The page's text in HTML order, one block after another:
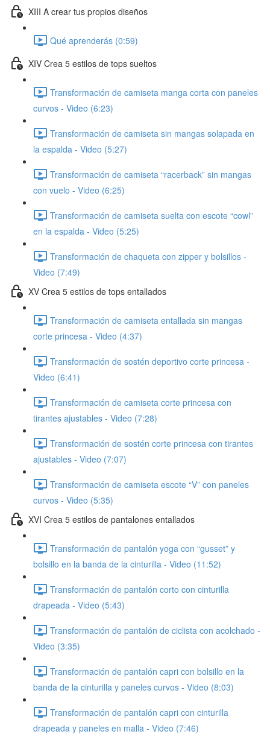
XIII A crear tus propios diseños
Qué aprenderás (0:59)
XIV Crea 5 estilos de tops sueltos
Transformación de camiseta manga corta con paneles
curvos - Video (6:23)
Transformación de camiseta sin mangas solapada en
la espalda - Video (5:27)
Transformación de camiseta “racerback” sin mangas
con vuelo - Video (6:25)
Transformación de camiseta suelta con escote “cowl”
en la espalda - Video (5:25)
Transformación de chaqueta con zipper y bolsillos -
Video (7:49)
XV Crea 5 estilos de tops entallados
Transformación de camiseta entallada sin mangas
corte princesa - Video (4:37)
Transformación de sostén deportivo corte princesa -
Video (6:41)
Transformación de camiseta corte princesa con
tirantes ajustables - Video (7:28)
Transformación de sostén corte princesa con tirantes
ajustables - Video (7:07)
Transformación de camiseta escote “V” con paneles
curvos - Video (5:35)
XVI Crea 5 estilos de pantalones entallados
Transformación de pantalón yoga con “gusset” y
bolsillo en la banda de la cinturilla - Video (11:52)
Transformación de pantalón corto con cinturilla
drapeada - Video (5:43)
Transformación de pantalón de ciclista con acolchado -
Video (3:35)
Transformación de pantalón capri con bolsillo en la
banda de la cinturilla y paneles curvos - Video (8:03)
Transformación de pantalón capri con cinturilla
drapeada y paneles en malla - Video (7:46)